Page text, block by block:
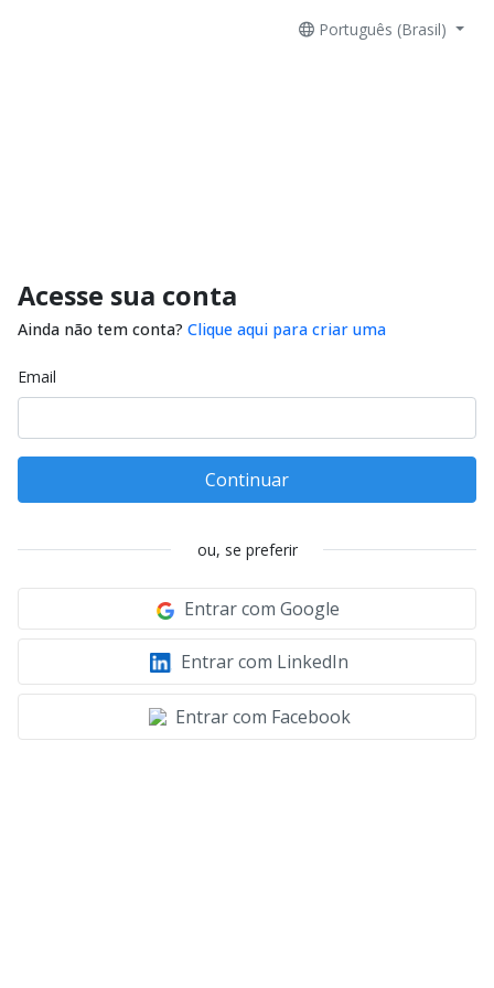
Português (Brasil)
Acesse sua conta
Ainda não tem conta? Clique aqui para criar uma
Email
Continuar
ou, se preferir
Entrar com Google
Entrar com LinkedIn
Entrar com Facebook